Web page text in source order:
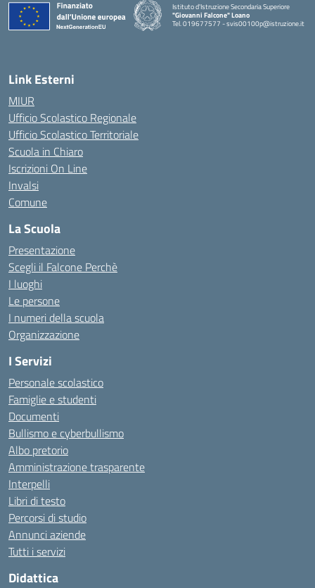
Istituto d'Istruzione Secondaria Superiore
"Giovanni Falcone" Loano
Tel. 019677577 - svis00100p@istruzione.it
— Visita la pagina iniziale della scuola
Link Esterni
MIUR
Ufficio Scolastico Regionale
Ufficio Scolastico Territoriale
Scuola in Chiaro
Iscrizioni On Line
Invalsi
Comune
La Scuola
Presentazione
Scegli il Falcone Perchè
I luoghi
Le persone
I numeri della scuola
Organizzazione
I Servizi
Personale scolastico
Famiglie e studenti
Documenti
Bullismo e cyberbullismo
Albo pretorio
Amministrazione trasparente
Interpelli
Libri di testo
Percorsi di studio
Annunci aziende
Tutti i servizi
Didattica